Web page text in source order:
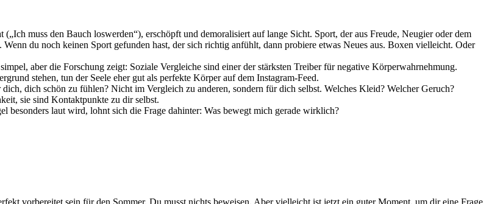
muss den Bauch loswerden“), erschöpft und demoralisiert auf lange Sicht. Sport, der aus Freude, Neugier oder dem
du noch keinen Sport gefunden hast, der sich richtig anfühlt, dann probiere etwas Neues aus. Boxen vielleicht. Oder
aber die Forschung zeigt: Soziale Vergleiche sind einer der stärksten Treiber für negative Körperwahrnehmung.
stehen, tun der Seele eher gut als perfekte Körper auf dem Instagram-Feed.
dich schön zu fühlen? Nicht im Vergleich zu anderen, sondern für dich selbst. Welches Kleid? Welcher Geruch?
sie sind Kontaktpunkte zu dir selbst.
besonders laut wird, lohnt sich die Frage dahinter: Was bewegt mich gerade wirklich?
vorbereitet sein für den Sommer. Du musst nichts beweisen. Aber vielleicht ist jetzt ein guter Moment, um dir eine Frage